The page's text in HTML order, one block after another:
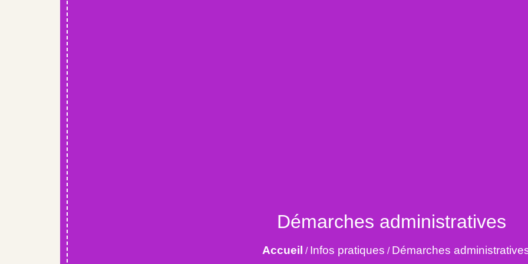
Démarches administratives
Accueil / Infos pratiques / Démarches